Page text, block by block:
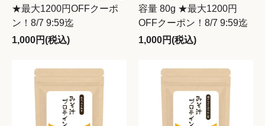
★最大1200円OFFクーポ
ン！8/7 9:59迄
1,000円(税込)
容量 80g ★最大1200円
OFFクーポン！8/7 9:59迄
1,000円(税込)